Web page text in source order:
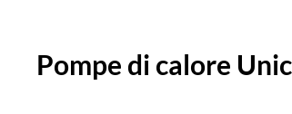
Pompe di calore